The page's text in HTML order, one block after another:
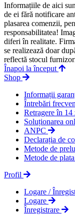
Informațiile de aici
de ei fără notificare
plasarea comenzii,
responsabilitatea!
diferi în realitate.
se realizează doar
reflectă stocul
Înapoi la început
Shop
Informații
Întrebări
Retragere în 14
Soluționarea
ANPC
Declarația de
Metode de
Metode de plata
Profil
Logare /
Logare
Înregistrare